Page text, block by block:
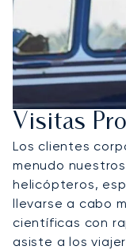
Visitas
Los clientes
menudo
helicópteros,
llevarse a cabo
científicas con
asiste a los